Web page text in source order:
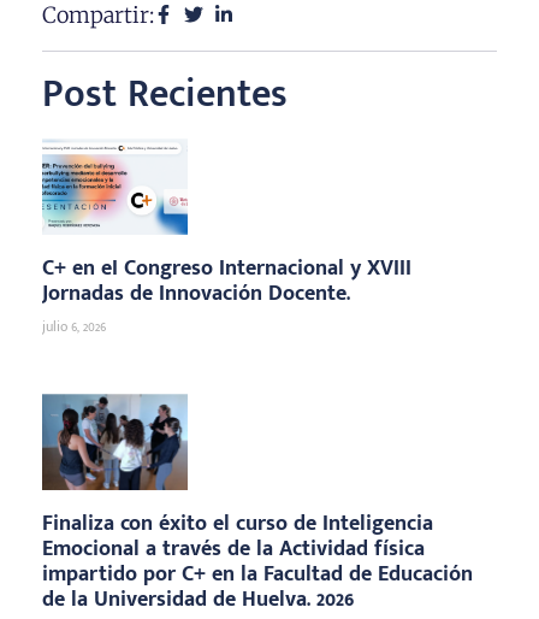
Compartir:
Post Recientes
C+ en eI Congreso Internacional y XVIII
Jornadas de Innovación Docente.
julio 6, 2026
Finaliza con éxito el curso de Inteligencia
Emocional a través de la Actividad física
impartido por C+ en la Facultad de Educación
de la Universidad de Huelva. 2026